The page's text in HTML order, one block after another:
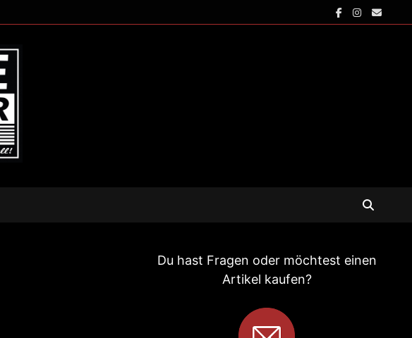
Du hast Fragen oder möchtest einen
Artikel kaufen?